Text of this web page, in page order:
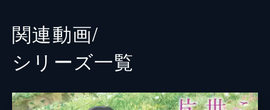
戦争秘話をアニメで ▽アニメ１「“マッサ
ージ”で戦った僕」戦争に行けない引け
目？ ▽アニメ２「不思議な女神」恋人いな
い特攻兵の心の支えは ▽アニメ３「ほかほ
ションとは ▽アニメ４「特攻兵が流れ着く
島」軍国少女が見たリアル ▽大学生が激
関連動画/
シリーズ⼀覧